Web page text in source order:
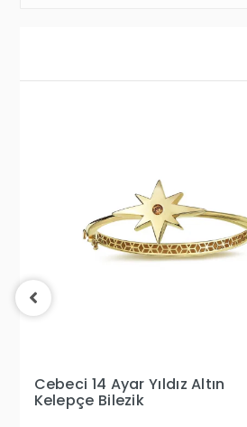
Cebeci 14 Ayar Taşlı Altın
Kelepçe Bİlezik